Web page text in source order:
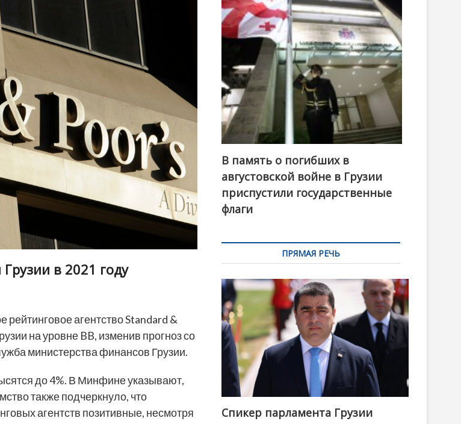
o
n
в 2021 году
агентство Standard &
на уровне BB, изменив прогноз со
министерства финансов Грузии.
до 4%. В Минфине указывают,
также подчеркнуло, что
агентств позитивные, несмотря
В память о погибших в
августовской войне в Грузии
приспустили государственные
флаги
ПРЯМАЯ РЕЧЬ
Спикер парламента Грузии